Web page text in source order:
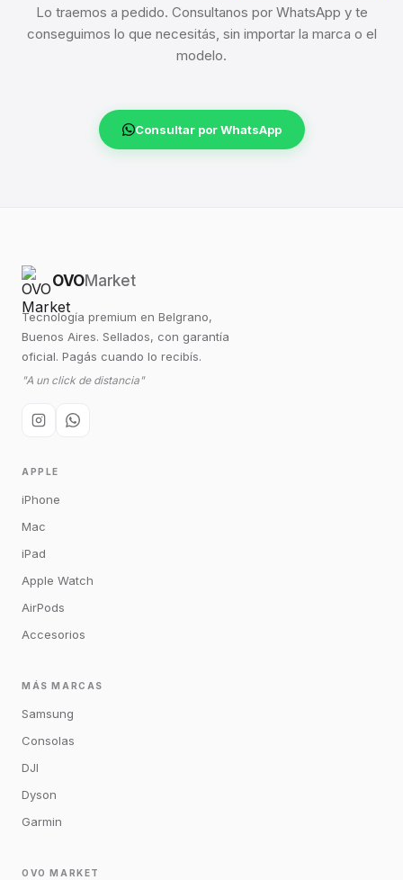
Lo traemos a pedido. Consultanos por WhatsApp y te
conseguimos lo que necesitás, sin importar la marca o el
modelo.
Consultar por WhatsApp
OVOMarket
Tecnología premium en Belgrano,
Buenos Aires. Sellados, con garantía
oficial. Pagás cuando lo recibís.
"A un click de distancia"
APPLE
iPhone
Mac
iPad
Apple Watch
AirPods
Accesorios
MÁS MARCAS
Samsung
Consolas
DJI
Dyson
Garmin
OVO MARKET